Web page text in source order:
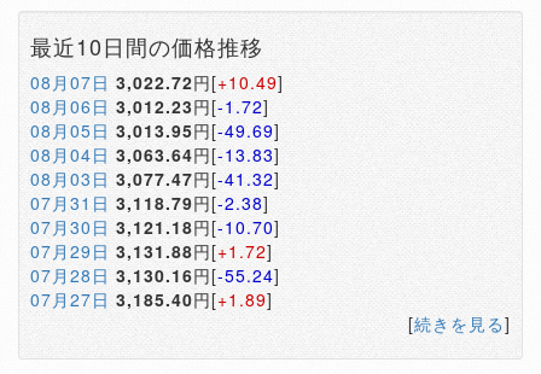
最近10日間の価格推移
08月07日 3,022.72円[+10.49]
08月06日 3,012.23円[-1.72]
08月05日 3,013.95円[-49.69]
08月04日 3,063.64円[-13.83]
08月03日 3,077.47円[-41.32]
07月31日 3,118.79円[-2.38]
07月30日 3,121.18円[-10.70]
07月29日 3,131.88円[+1.72]
07月28日 3,130.16円[-55.24]
07月27日 3,185.40円[+1.89]
[続きを見る]